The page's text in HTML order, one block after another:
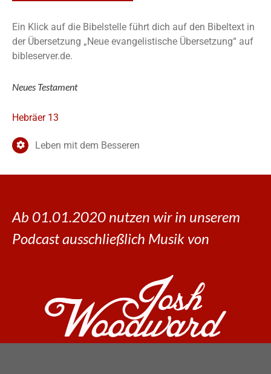
Ein Klick auf die Bibelstelle führt dich auf den Bibeltext in
der Übersetzung „Neue evangelistische Übersetzung“ auf
bibleserver.de.
Neues Testament
Hebräer 13
Leben mit dem Besseren
Ab 01.01.2020 nutzen wir in unserem
Podcast ausschließlich Musik von